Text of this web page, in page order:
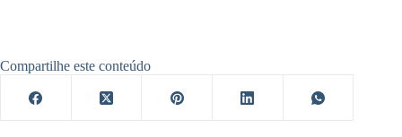
Compartilhe este conteúdo